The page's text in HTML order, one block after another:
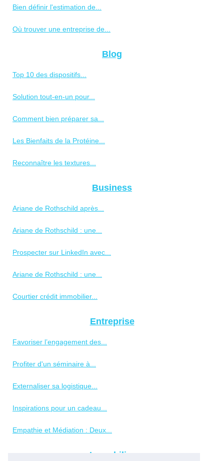
Bien définir l'estimation de...
Où trouver une entreprise de...
Blog
Top 10 des dispositifs...
Solution tout-en-un pour...
Comment bien préparer sa...
Les Bienfaits de la Protéine...
Reconnaître les textures...
Business
Ariane de Rothschild après...
Ariane de Rothschild : une...
Prospecter sur LinkedIn avec...
Ariane de Rothschild : une...
Courtier crédit immobilier...
Entreprise
Favoriser l’engagement des...
Profiter d'un séminaire à...
Externaliser sa logistique...
Inspirations pour un cadeau...
Empathie et Médiation : Deux...
Immobilier